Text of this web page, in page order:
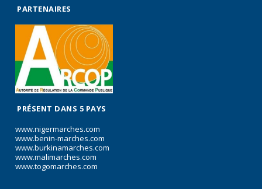
PARTENAIRES
PRÉSENT DANS 5 PAYS
www.nigermarches.com
www.benin-marches.com
www.burkinamarches.com
www.malimarches.com
www.togomarches.com